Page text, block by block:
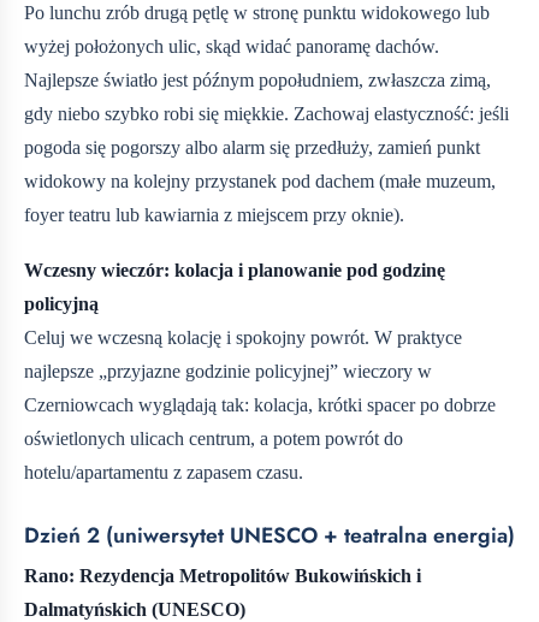
Po lunchu zrób drugą pętlę w stronę punktu widokowego lub
wyżej położonych ulic, skąd widać panoramę dachów.
Najlepsze światło jest późnym popołudniem, zwłaszcza zimą,
gdy niebo szybko robi się miękkie. Zachowaj elastyczność: jeśli
pogoda się pogorszy albo alarm się przedłuży, zamień punkt
widokowy na kolejny przystanek pod dachem (małe muzeum,
foyer teatru lub kawiarnia z miejscem przy oknie).
Wczesny wieczór: kolacja i planowanie pod godzinę
policyjną
Celuj we wczesną kolację i spokojny powrót. W praktyce
najlepsze „przyjazne godzinie policyjnej” wieczory w
Czerniowcach wyglądają tak: kolacja, krótki spacer po dobrze
oświetlonych ulicach centrum, a potem powrót do
hotelu/apartamentu z zapasem czasu.
Dzień 2 (uniwersytet UNESCO + teatralna energia)
Rano: Rezydencja Metropolitów Bukowińskich i
Dalmatyńskich (UNESCO)